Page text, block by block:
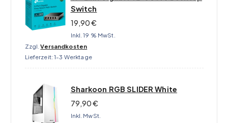
Switch
19,90€
Inkl. 19 % MwSt.
Zzgl.Versandkosten
Lieferzeit:1-3 Werktage
Sharkoon RGB SLIDER White
79,90€
Inkl. MwSt.